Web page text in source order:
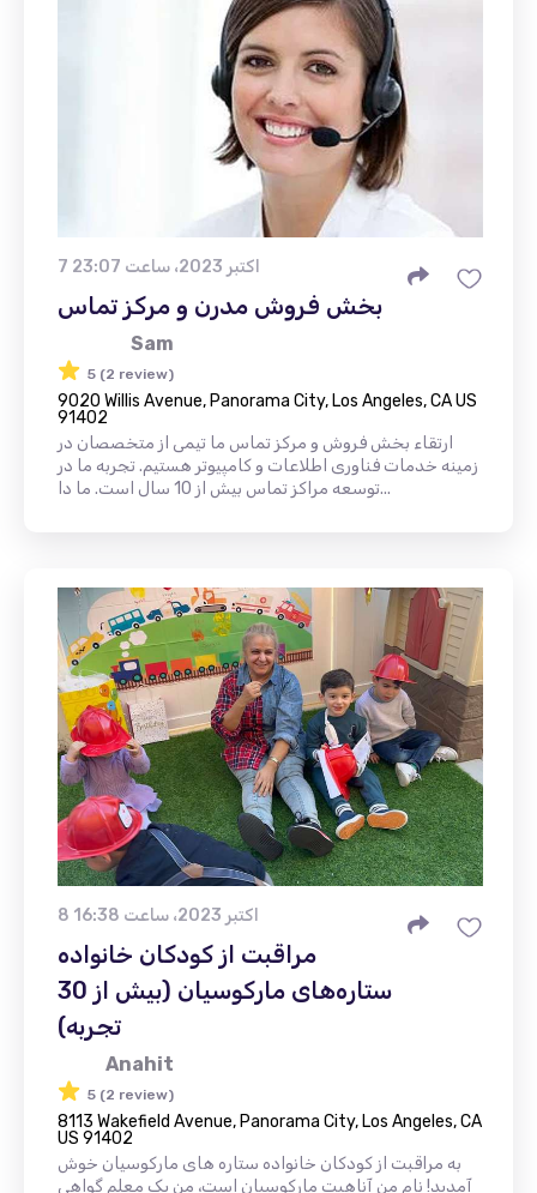
7 اکتبر 2023، ساعت 23:07
بخش فروش مدرن و مرکز تماس
Sam
5 (2 review)
9020 Willis Avenue, Panorama City, Los Angeles, CA US
91402
ارتقاء بخش فروش و مرکز تماس ما تیمی از متخصصان در
زمینه خدمات فناوری اطلاعات و کامپیوتر هستیم. تجربه ما در
توسعه مراکز تماس بیش از 10 سال است. ما دا...
8 اکتبر 2023، ساعت 16:38
مراقبت از کودکان خانواده
ستاره‌های مارکوسیان (بیش از 30
تجربه)
Anahit
5 (2 review)
8113 Wakefield Avenue, Panorama City, Los Angeles, CA
US 91402
به مراقبت از کودکان خانواده ستاره های مارکوسیان خوش
آمدید! نام من آناهیت مارکوسیان است، من یک معلم گواهی